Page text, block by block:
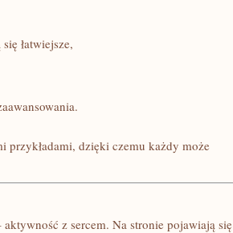
łatwiejsze,
przykładami, dzięki czemu każdy może
z sercem. Na stronie pojawiają się